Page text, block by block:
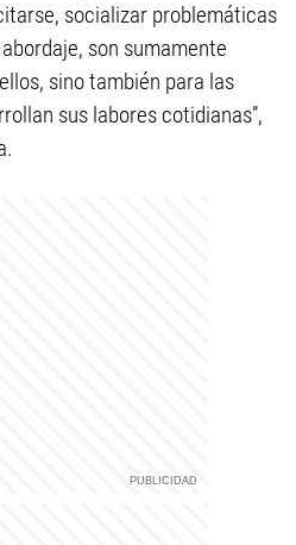
socializar problemáticas
son sumamente
sino también para las
sus labores cotidianas”,